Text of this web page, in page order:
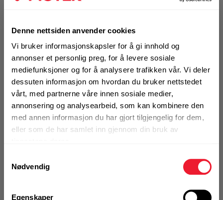
Denne nettsiden anvender cookies
Vi bruker informasjonskapsler for å gi innhold og
annonser et personlig preg, for å levere sosiale
mediefunksjoner og for å analysere trafikken vår. Vi deler
dessuten informasjon om hvordan du bruker nettstedet
vårt, med partnerne våre innen sosiale medier,
annonsering og analysearbeid, som kan kombinere den
med annen informasjon du har gjort tilgjengelig for dem,
eller som de har samlet inn gjennom din bruk av
Nødvendig
Egenskaper
1 Pakke a 50 Stk
Logg inn eller
registrer deg for å
se din avtalepris
KJØP
Handleliste